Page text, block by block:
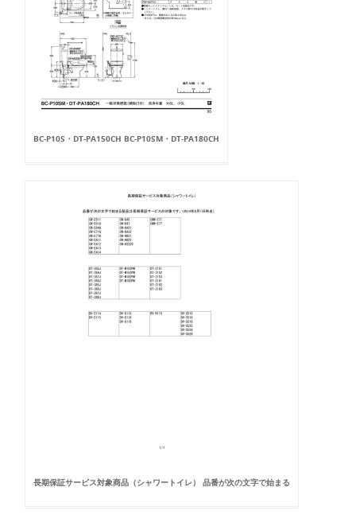
BC-P10S・DT-PA150CH BC-P10SM・DT-PA180CH
長期保証サービス対象商品（シャワートイレ） 品番が次の文字で始まる